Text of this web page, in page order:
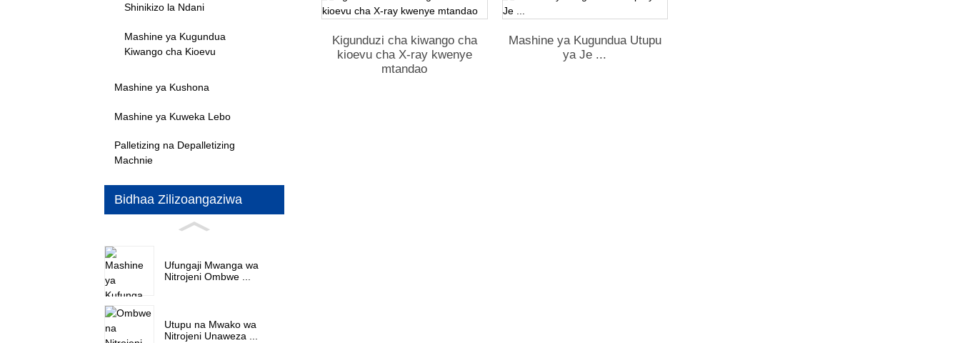
Shinikizo la Ndani
Mashine ya Kugundua
Kiwango cha Kioevu
Mashine ya Kushona
Mashine ya Kuweka Lebo
Palletizing na Depalletizing
Machnie
Bidhaa Zilizoangaziwa
Ufungaji Mwanga wa
Nitrojeni Ombwe ...
Utupu na Mwako wa
Nitrojeni Unaweza ...
Kigunduzi cha kiwango cha
kioevu cha X-ray kwenye
mtandao
Mashine ya Kugundua Utupu
ya Je ...